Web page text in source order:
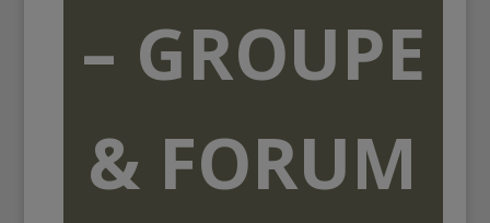
– GROUPE
& FORUM